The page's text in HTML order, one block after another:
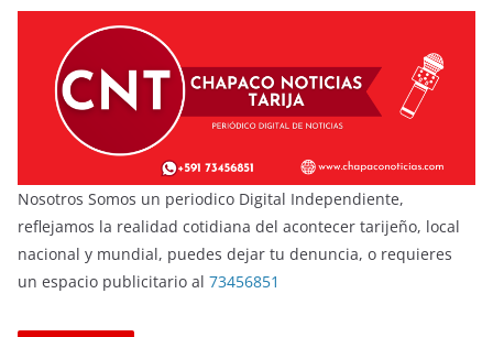
Nosotros Somos un periodico Digital Independiente,
reflejamos la realidad cotidiana del acontecer tarijeño, local
nacional y mundial, puedes dejar tu denuncia, o requieres
un espacio publicitario al 73456851